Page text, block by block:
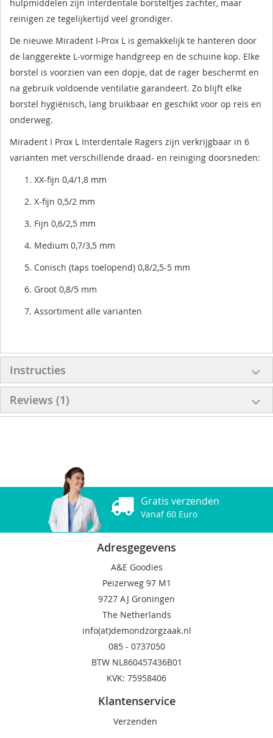
hulpmiddelen zijn interdentale borsteltjes zachter, maar
reinigen ze tegelijkertijd veel grondiger.
De nieuwe Miradent I-Prox L is gemakkelijk te hanteren door
de langgerekte L-vormige handgreep en de schuine kop. Elke
borstel is voorzien van een dopje, dat de rager beschermt en
na gebruik voldoende ventilatie garandeert. Zo blijft elke
borstel hygiënisch, lang bruikbaar en geschikt voor op reis en
onderweg.
Miradent I Prox L Interdentale Ragers zijn verkrijgbaar in 6
varianten met verschillende draad- en reiniging doorsneden:
XX-fijn 0,4/1,8 mm
X-fijn 0,5/2 mm
Fijn 0,6/2,5 mm
Medium 0,7/3,5 mm
Conisch (taps toelopend) 0,8/2,5-5 mm
Groot 0,8/5 mm
Assortiment alle varianten
Instructies
Reviews 1
Gratis verzenden
Vanaf 60 Euro
Adresgegevens
A&E Goodies
Peizerweg 97 M1
9727 AJ Groningen
The Netherlands
info(at)demondzorgzaak.nl
085 - 0737050
BTW NL860457436B01
KVK: 75958406
Klantenservice
Verzenden